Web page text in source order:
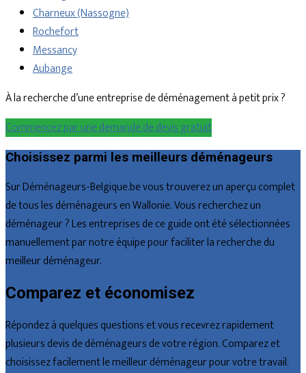
Charneux (Nassogne)
Rochefort
Messancy
Aubange
À la recherche d’une entreprise de déménagement à petit prix ?
Commencez par une demande de devis gratuit
Choisissez parmi les meilleurs déménageurs
Sur Déménageurs-Belgique.be vous trouverez un aperçu complet
de tous les déménageurs en Wallonie. Vous recherchez un
déménageur ? Les entreprises de ce guide ont été sélectionnées
manuellement par notre équipe pour faciliter la recherche du
meilleur déménageur.
Comparez et économisez
Répondez à quelques questions et vous recevrez rapidement
plusieurs devis de déménageurs de votre région. Comparez et
choisissez facilement le meilleur déménageur pour votre travail.